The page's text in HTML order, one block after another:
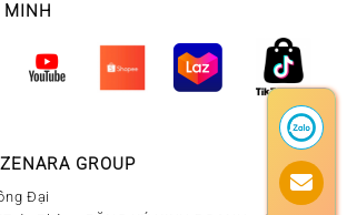
MINH
GROUP
Đại